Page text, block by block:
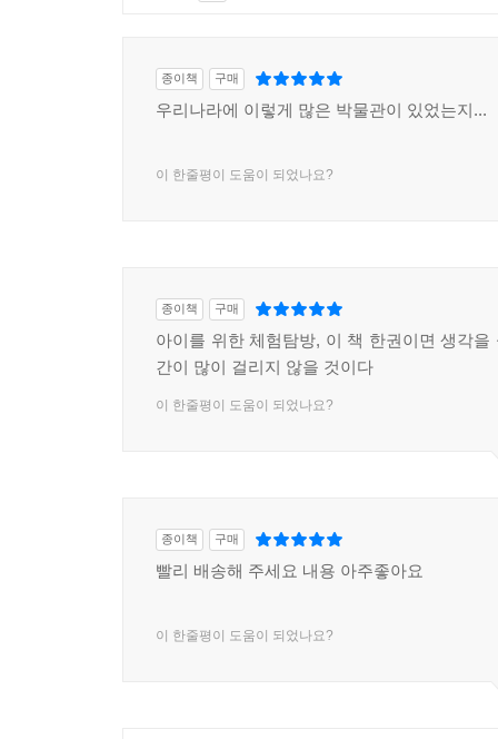
종이책 구매
우리나라에 이렇게 많은 박물관이 있었는지...
이 한줄평이 도움이 되었나요?
종이책 구매
아이를 위한 체험탐방, 이 책 한권이면 생각을
간이 많이 걸리지 않을 것이다
이 한줄평이 도움이 되었나요?
종이책 구매
빨리 배송해 주세요 내용 아주좋아요
이 한줄평이 도움이 되었나요?